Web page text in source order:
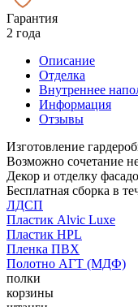
Гарантия
2 года
Описание
Отделка
Внутреннее
Информация
Отзывы
Изготовление
Возможно сочетание
Декор и отделку
Бесплатная сборка в
ЛДСП
Пластик Alvic Luxe
Пластик HPL
Пленка ПВХ
Полотно АГТ (МДФ)
полки
корзины